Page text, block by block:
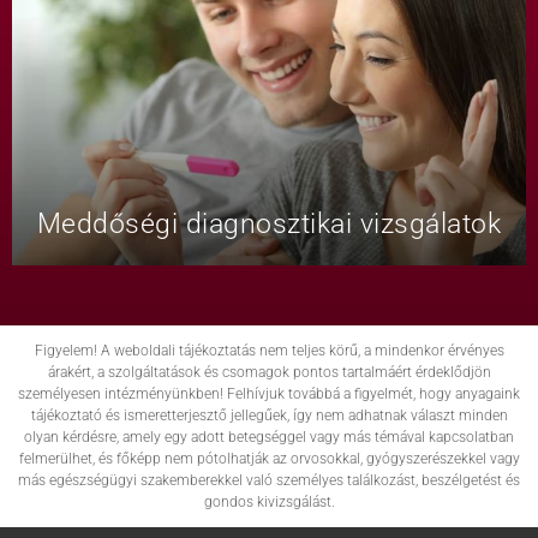
Meddőségi diagnosztikai vizsgálatok
Figyelem! A weboldali tájékoztatás nem teljes körű, a mindenkor érvényes
árakért, a szolgáltatások és csomagok pontos tartalmáért érdeklődjön
személyesen intézményünkben! Felhívjuk továbbá a figyelmét, hogy anyagaink
tájékoztató és ismeretterjesztő jellegűek, így nem adhatnak választ minden
olyan kérdésre, amely egy adott betegséggel vagy más témával kapcsolatban
felmerülhet, és főképp nem pótolhatják az orvosokkal, gyógyszerészekkel vagy
más egészségügyi szakemberekkel való személyes találkozást, beszélgetést és
gondos kivizsgálást.